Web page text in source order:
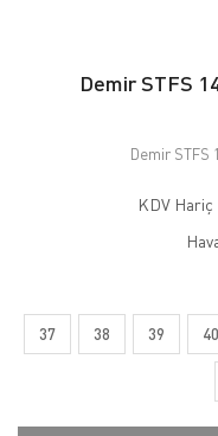
Demir STFS
Demir STFS
KDV Hariç
37 38 39 40